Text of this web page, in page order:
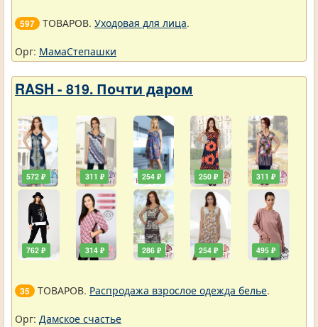
597 ТОВАРОВ. Уходовая для лица.
Орг: МамаСтепашки
RASH - 819. Почти даром
572 ₽
762 ₽
311 ₽
314 ₽
254 ₽
286 ₽
250 ₽
254 ₽
311 ₽
495 ₽
35 ТОВАРОВ. Распродажа взрослое одежда белье.
Орг: Дамское счастье